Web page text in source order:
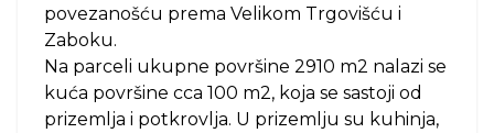
povezanošću prema Velikom Trgovišću i
Zaboku.
Na parceli ukupne površine 2910 m2 nalazi se
kuća površine cca 100 m2, koja se sastoji od
prizemlja i potkrovlja. U prizemlju su kuhinja,